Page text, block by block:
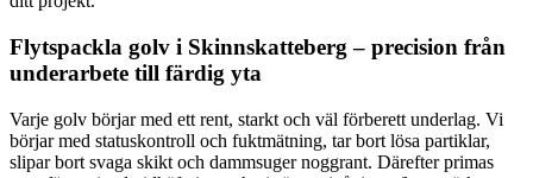
Flytspackla golv i Skinnskatteberg – precision från
underarbete till färdig yta
Varje golv börjar med ett rent, starkt och väl förberett underlag. Vi
börjar med statuskontroll och fuktmätning, tar bort lösa partiklar,
slipar bort svaga skikt och dammsuger noggrant. Därefter primas